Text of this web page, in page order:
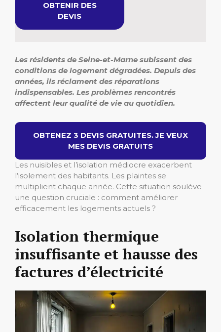
OBTENIR DES
DEVIS
Les résidents de Seine-et-Marne subissent des
conditions de logement dégradées. Depuis des
années, ils réclament des réparations
indispensables. Les problèmes rencontrés
affectent leur qualité de vie au quotidien.
OBTENEZ 3 DEVIS GRATUITES. JE VEUX
MES DEVIS GRATUITS
Les nuisibles et l’isolation médiocre exacerbent
l’isolement des habitants. Les plaintes se
multiplient chaque année. Cette situation soulève
une question cruciale : comment améliorer
efficacement les logements actuels ?
Isolation thermique
insuffisante et hausse des
factures d’électricité